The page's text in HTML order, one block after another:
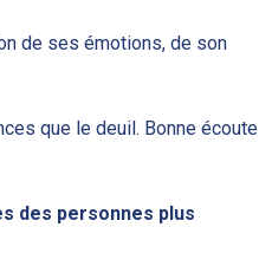
de ses émotions, de son
que le deuil. Bonne écoute
des personnes plus